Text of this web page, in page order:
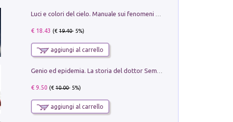
€ 18.43 (€19.40- 5%)
aggiungi al carrello
Genio ed epidemia. La storia del dottor Semmelweis, il Salvatore delle Madri
€ 9.50 (€10.00- 5%)
aggiungi al carrello